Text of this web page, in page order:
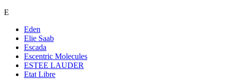
E
Eden
Elie Saab
Escada
Escentric Molecules
ESTEE LAUDER
Etat Libre